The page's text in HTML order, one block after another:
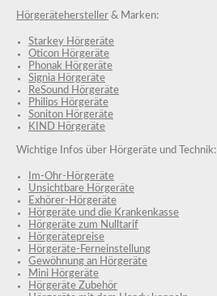
Hörgerätehersteller & Marken:
Starkey Hörgeräte
Oticon Hörgeräte
Phonak Hörgeräte
Signia Hörgeräte
ReSound Hörgeräte
Philips Hörgeräte
Soniton Hörgeräte
KIND Hörgeräte
Wichtige Infos über Hörgeräte und Technik:
Im-Ohr-Hörgeräte
Unsichtbare Hörgeräte
Exhörer-Hörgeräte
Hörgeräte und die Krankenkasse
Hörgeräte zum Nulltarif
Hörgerätepreise
Hörgeräte-Ferneinstellung
Gewöhnung an Hörgeräte
Mini Hörgeräte
Hörgeräte Zubehör